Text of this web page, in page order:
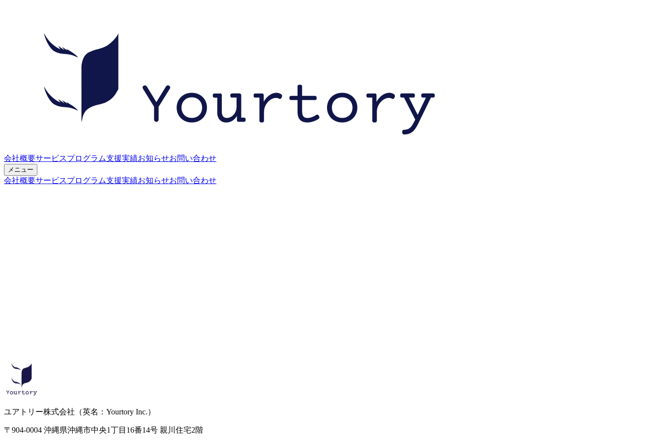
会社概要サービスプログラム支援実績お知らせお問い合わせ
メニュー
会社概要サービスプログラム支援実績お知らせお問い合わせ
ユアトリー株式会社 （英名：Yourtory Inc.）
〒904-0004 沖縄県沖縄市中央1丁目16番14号 親川住宅2階